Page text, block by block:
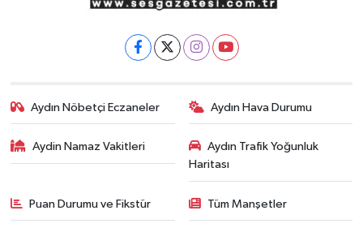
Aydın Nöbetçi Eczaneler Aydın Hava Durumu
Aydin Namaz Vakitleri
Aydın Trafik Yoğunluk
Haritası
Puan Durumu ve Fikstür Tüm Manşetler